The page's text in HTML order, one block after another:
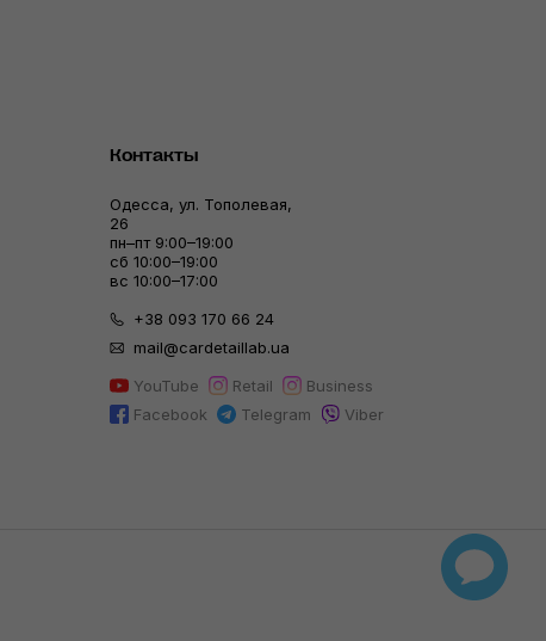
Контакты
Одесса, ул. Тополевая,
26
пн–пт 9:00–19:00
сб 10:00–19:00
вс 10:00–17:00
+38 093 170 66 24
mail@cardetaillab.ua
YouTube
Retail
Business
Facebook
Telegram Viber